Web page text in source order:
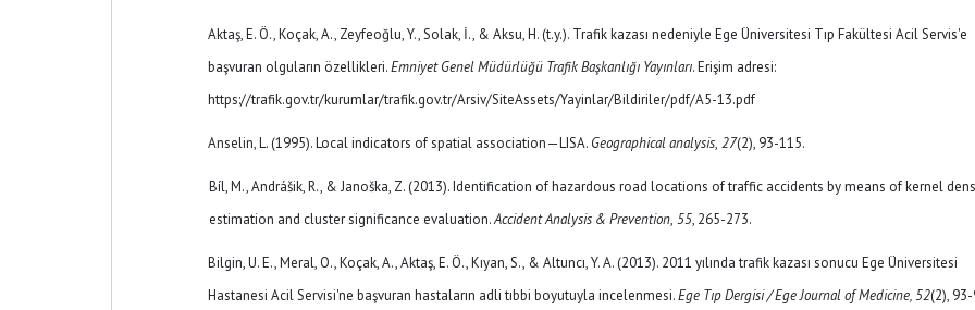
Aktaş, E. Ö., Koçak, A., Zeyfeoğlu, Y., Solak, İ., & Aksu, H. (t.y.). Trafik kazası nedeniyle Ege Üniversitesi Tıp Fakültesi Acil Servis'e
başvuran olguların özellikleri.Emniyet Genel Müdürlüğü Trafik Başkanlığı Yayınları. Erişim adresi:
https://trafik.gov.tr/kurumlar/trafik.gov.tr/Arsiv/SiteAssets/Yayinlar/Bildiriler/pdf/A5-13.pdf
Anselin, L. (1995). Local indicators of spatial association—LISA. Geographical analysis, 27(2), 93-115.
Bíl, M., Andrášik, R., & Janoška, Z. (2013). Identification of hazardous road locations of traffic accidents by means of kernel
estimation and cluster significance evaluation.Accident Analysis & Prevention, 55, 265-273.
Bilgin, U. E., Meral, O., Koçak, A., Aktaş, E. Ö., Kıyan, S., & Altuncı, Y. A. (2013). 2011 yılında trafik kazası sonucu Ege Üniversitesi
Hastanesi Acil Servisi'ne başvuran hastaların adli tıbbi boyutuyla incelenmesi.Ege Tıp Dergisi / Ege Journal of Medicine, 52(2),